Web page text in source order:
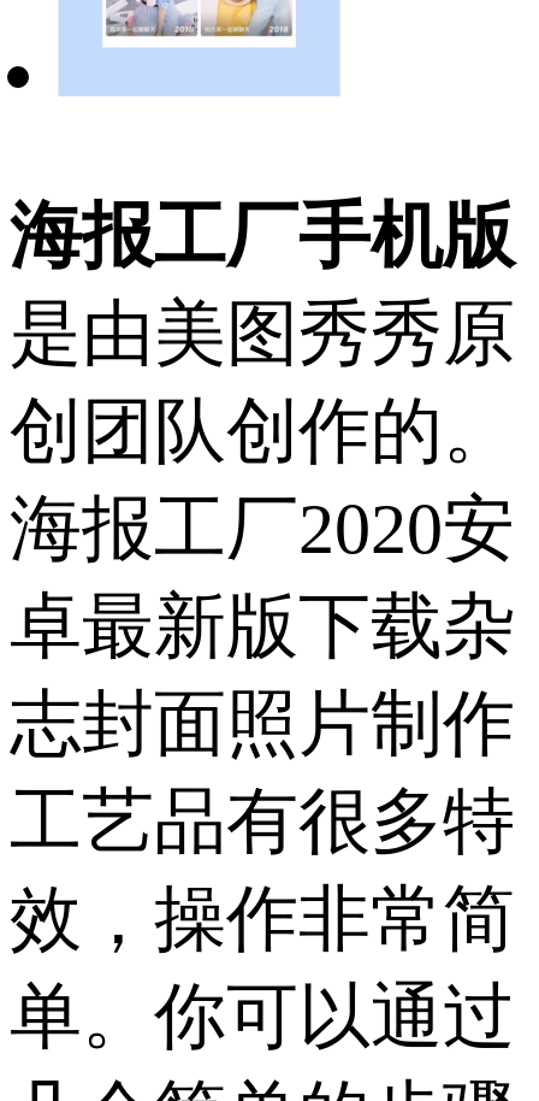
海报工厂手机版
是由美图秀秀原
创团队创作的。
海报工厂2020安
卓最新版下载杂
志封面照片制作
工艺品有很多特
效，操作非常简
单。你可以通过